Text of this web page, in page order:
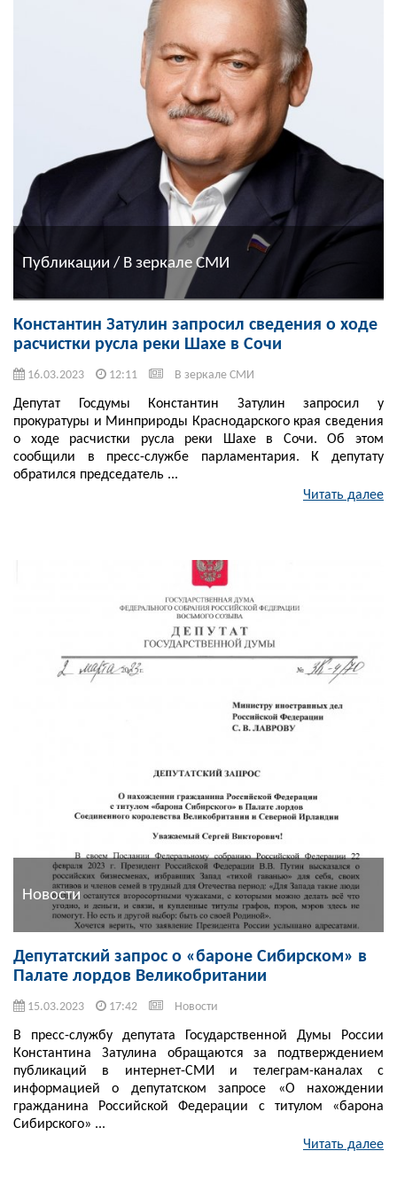
Публикации / В зеркале СМИ
Константин Затулин запросил сведения о ходе
расчистки русла реки Шахе в Сочи
16.03.2023 12:11 В зеркале СМИ
Депутат Госдумы Константин Затулин запросил у
прокуратуры и Минприроды Краснодарского края сведения
о ходе расчистки русла реки Шахе в Сочи. Об этом
сообщили в пресс-службе парламентария. К депутату
обратился председатель ...
Читать далее
Новости
Депутатский запрос о «бароне Сибирском» в
Палате лордов Великобритании
15.03.2023 17:42 Новости
В пресс-службу депутата Государственной Думы России
Константина Затулина обращаются за подтверждением
публикаций в интернет-СМИ и телеграм-каналах с
информацией о депутатском запросе «О нахождении
гражданина Российской Федерации с титулом «барона
Сибирского» ...
Читать далее